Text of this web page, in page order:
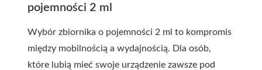
pojemności 2 ml
Wybór zbiornika o pojemności 2 ml to kompromis
między mobilnością a wydajnością. Dla osób,
które lubią mieć swoje urządzenie zawsze pod